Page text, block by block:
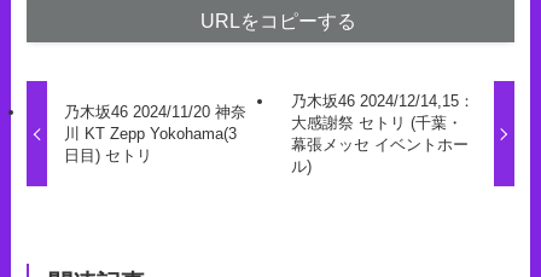
URLをコピーする
乃木坂46 2024/11/20 神奈
川 KT Zepp Yokohama(3
日目) セトリ
乃木坂46 2024/12/14,15：
大感謝祭 セトリ (千葉・
幕張メッセ イベントホー
ル)